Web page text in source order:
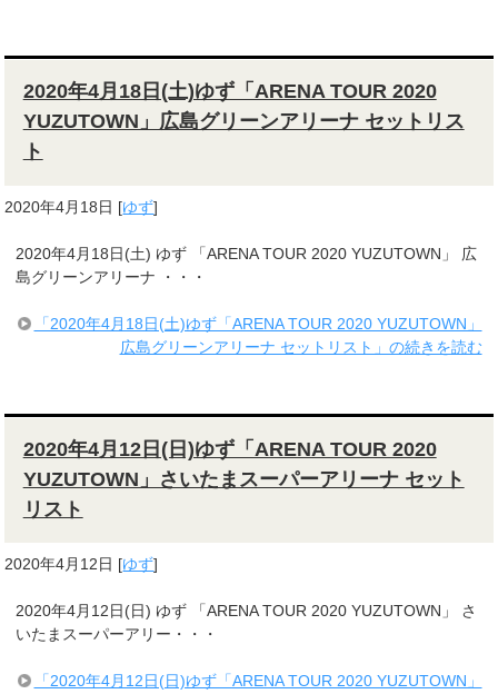
2020年4月18日(土)ゆず「ARENA TOUR 2020
YUZUTOWN」広島グリーンアリーナ セットリス
ト
2020年4月18日 [ゆず]
2020年4月18日(土) ゆず 「ARENA TOUR 2020 YUZUTOWN」 広
島グリーンアリーナ ・・・
「2020年4月18日(土)ゆず「ARENA TOUR 2020 YUZUTOWN」
広島グリーンアリーナ セットリスト」の続きを読む
2020年4月12日(日)ゆず「ARENA TOUR 2020
YUZUTOWN」さいたまスーパーアリーナ セット
リスト
2020年4月12日 [ゆず]
2020年4月12日(日) ゆず 「ARENA TOUR 2020 YUZUTOWN」 さ
いたまスーパーアリー・・・
「2020年4月12日(日)ゆず「ARENA TOUR 2020 YUZUTOWN」